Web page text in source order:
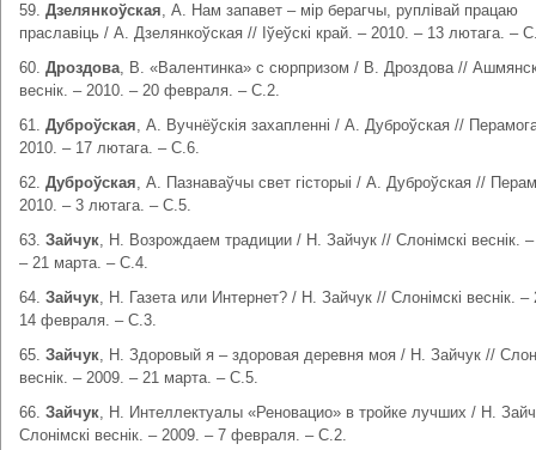
59. Дзелянкоўская, А. Нам запавет – мір берагчы, руплівай працаю
праславіць / А. Дзелянкоўская // Іўеўскі край. – 2010. – 13 лютага. –
60. Дроздова, В. «Валентинка» с сюрпризом / В. Дроздова //
веснік. – 2010. – 20 февраля. – С.2.
61. Дуброўская, А. Вучнёўскія захапленні / А. Дуброўская //
2010. – 17 лютага. – С.6.
62. Дуброўская, А. Пазнаваўчы свет гісторыі / А. Дуброўская //
2010. – 3 лютага. – С.5.
63. Зайчук, Н. Возрождаем традиции / Н. Зайчук // Слонімскі веснік.
– 21 марта. – С.4.
64. Зайчук, Н. Газета или Интернет? / Н. Зайчук // Слонімскі веснік. –
14 февраля. – С.3.
65. Зайчук, Н. Здоровый я – здоровая деревня моя / Н. Зайчук //
веснік. – 2009. – 21 марта. – С.5.
66. Зайчук, Н. Интеллектуалы «Реновацио» в тройке лучших / Н.
Слонімскі веснік. – 2009. – 7 февраля. – С.2.